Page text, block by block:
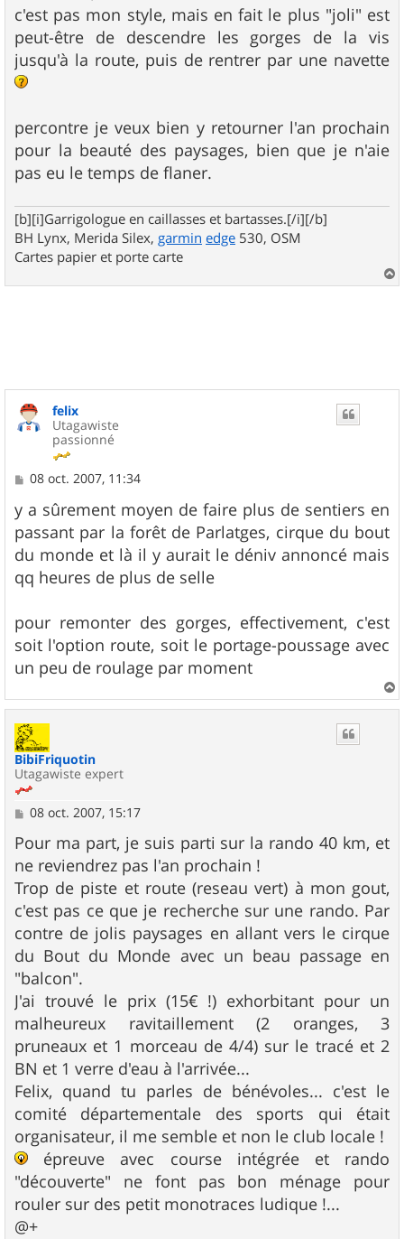
c'est pas mon style, mais en fait le plus "joli" est
peut-être de descendre les gorges de la vis
jusqu'à la route, puis de rentrer par une navette
percontre je veux bien y retourner l'an prochain
pour la beauté des paysages, bien que je n'aie
pas eu le temps de flaner.
[b][i]Garrigologue en caillasses et bartasses.[/i][/b]
BH Lynx, Merida Silex, garmin edge 530, OSM
Cartes papier et porte carte
a
felix
Utagawiste
passionné
M
s
s
a
g
e
08 oct. 2007, 11:34
y a sûrement moyen de faire plus de sentiers en
passant par la forêt de Parlatges, cirque du bout
du monde et là il y aurait le déniv annoncé mais
qq heures de plus de selle
pour remonter des gorges, effectivement, c'est
soit l'option route, soit le portage-poussage avec
un peu de roulage par moment
a
BibiFriquotin
Utagawiste expert
M
s
s
a
g
e
08 oct. 2007, 15:17
Pour ma part, je suis parti sur la rando 40 km, et
ne reviendrez pas l'an prochain !
Trop de piste et route (reseau vert) à mon gout,
c'est pas ce que je recherche sur une rando. Par
contre de jolis paysages en allant vers le cirque
du Bout du Monde avec un beau passage en
"balcon".
J'ai trouvé le prix (15€ !) exhorbitant pour un
malheureux ravitaillement (2 oranges, 3
pruneaux et 1 morceau de 4/4) sur le tracé et 2
BN et 1 verre d'eau à l'arrivée...
Felix, quand tu parles de bénévoles... c'est le
comité départementale des sports qui était
organisateur, il me semble et non le club locale !
épreuve avec course intégrée et rando
"découverte" ne font pas bon ménage pour
rouler sur des petit monotraces ludique !...
@+